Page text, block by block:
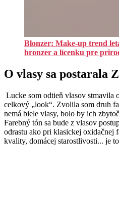
Blonzer: Make-up trend
bronzer a lícenku pre
O vlasy sa postarala
Lucke som odtieň vlasov stmavila
celkový „look“. Zvolila som druh
nemá biele vlasy, bolo by ich
Farebný tón sa bude z vlasov
odrastu ako pri klasickej oxidačnej
kvality, domácej starostlivosti... je